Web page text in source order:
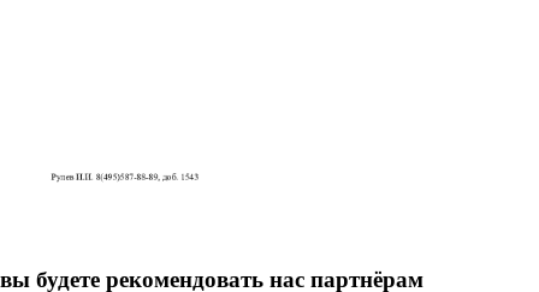
вы будете рекомендовать нас партнёрам